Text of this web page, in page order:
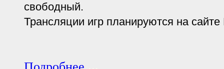
свободный.
Трансляции игр планируются на